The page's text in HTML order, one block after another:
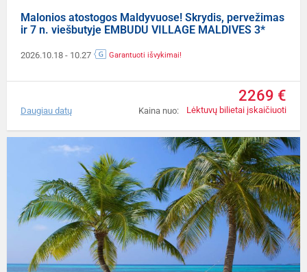
Malonios atostogos Maldyvuose! Skrydis, pervežimas
ir 7 n. viešbutyje EMBUDU VILLAGE MALDIVES 3*
2026.10.18 - 10.27 Garantuoti išvykimai!
Kaina nuo:
2269 €
Lėktuvų bilietai įskaičiuoti
Daugiau datų